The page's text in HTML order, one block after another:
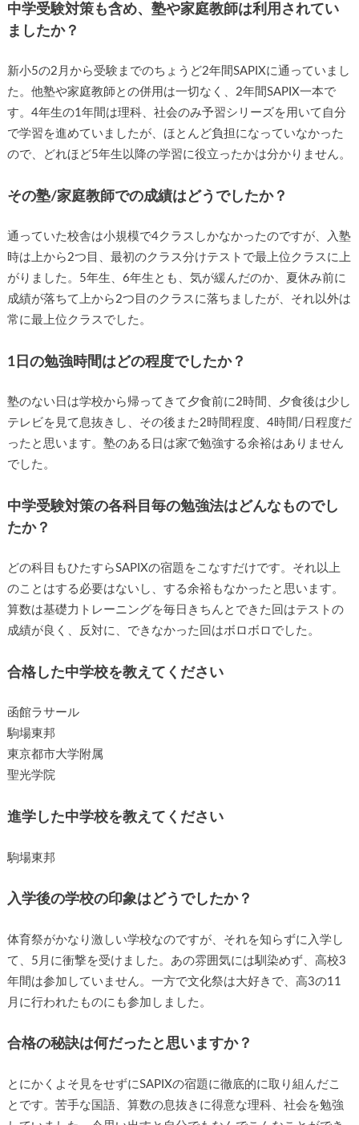
中学受験対策も含め、塾や家庭教師は利用されてい
ましたか？
新小5の2月から受験までのちょうど2年間SAPIXに通っていまし
た。他塾や家庭教師との併用は一切なく、2年間SAPIX一本で
す。4年生の1年間は理科、社会のみ予習シリーズを用いて自分
で学習を進めていましたが、ほとんど負担になっていなかった
ので、どれほど5年生以降の学習に役立ったかは分かりません。
その塾/家庭教師での成績はどうでしたか？
通っていた校舎は小規模で4クラスしかなかったのですが、入塾
時は上から2つ目、最初のクラス分けテストで最上位クラスに上
がりました。5年生、6年生とも、気が緩んだのか、夏休み前に
成績が落ちて上から2つ目のクラスに落ちましたが、それ以外は
常に最上位クラスでした。
1日の勉強時間はどの程度でしたか？
塾のない日は学校から帰ってきて夕食前に2時間、夕食後は少し
テレビを見て息抜きし、その後また2時間程度、4時間/日程度だ
ったと思います。塾のある日は家で勉強する余裕はありません
でした。
中学受験対策の各科目毎の勉強法はどんなものでし
たか？
どの科目もひたすらSAPIXの宿題をこなすだけです。それ以上
のことはする必要はないし、する余裕もなかったと思います。
算数は基礎力トレーニングを毎日きちんとできた回はテストの
成績が良く、反対に、できなかった回はボロボロでした。
合格した中学校を教えてください
函館ラサール
駒場東邦
東京都市大学附属
聖光学院
進学した中学校を教えてください
駒場東邦
入学後の学校の印象はどうでしたか？
体育祭がかなり激しい学校なのですが、それを知らずに入学し
て、5月に衝撃を受けました。あの雰囲気には馴染めず、高校3
年間は参加していません。一方で文化祭は大好きで、高3の11
月に行われたものにも参加しました。
合格の秘訣は何だったと思いますか？
とにかくよそ見をせずにSAPIXの宿題に徹底的に取り組んだこ
とです。苦手な国語、算数の息抜きに得意な理科、社会を勉強